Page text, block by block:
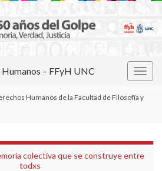
– FFyH UNC
Humanos de la Facultad de Filosofía y
colectiva que se construye entre
todxs